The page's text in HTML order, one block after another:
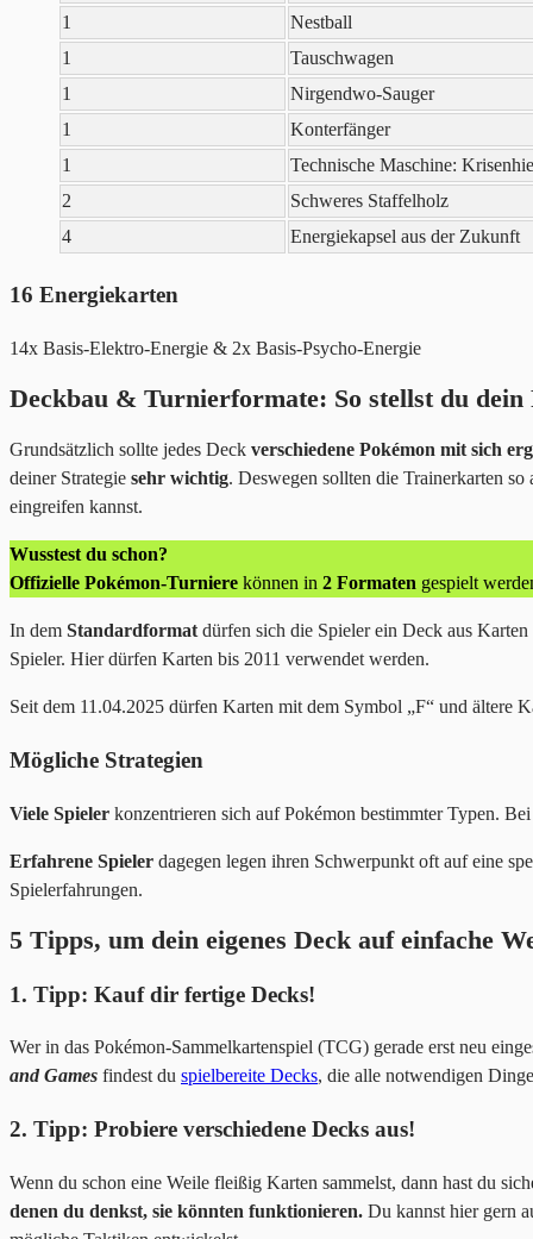
1
Nestball
1
Tauschwagen
1
Nirgendwo-Sauger
1
Konterfänger
1
Technische Maschine:
2
Schweres Staffelholz
4
Energiekapsel aus der Zukunft
16 Energiekarten
14x Basis-Elektro-Energie & 2x Basis-Psycho-Energie
Deckbau & Turnierformate: So stellst du dein
Grundsätzlich sollte jedes Deck verschiedene Pokémon mit sich
deiner Strategie sehr wichtig. Deswegen sollten die Trainerkarten
eingreifen kannst.
Wusstest du schon?
Offizielle Pokémon-Turniere können in 2 Formaten gespielt
In dem Standardformatdürfen sich die Spieler ein Deck aus
Spieler. Hier dürfen Karten bis 2011 verwendet werden.
Seit dem 11.04.2025 dürfen Karten mit dem Symbol „F“ und ältere
Mögliche Strategien
Viele Spieler konzentrieren sich auf Pokémon bestimmter Typen.
Erfahrene Spieler dagegen legen ihren Schwerpunkt oft auf eine
Spielerfahrungen.
5 Tipps, um dein eigenes Deck auf einfache
1. Tipp: Kauf dir fertige Decks!
Wer in das Pokémon-Sammelkartenspiel (TCG) gerade erst neu
and Games findest du spielbereite Decks, die alle notwendigen
2. Tipp: Probiere verschiedene Decks aus!
Wenn du schon eine Weile fleißig Karten sammelst, dann hast du
denen du denkst, sie könnten funktionieren. Du kannst hier gern